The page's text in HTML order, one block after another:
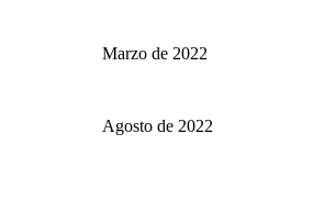
Marzo de 2022
Agosto de 2022